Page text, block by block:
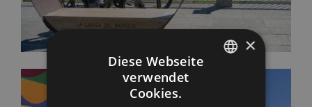
×
Diese Webseite
verwendet
Cookies.